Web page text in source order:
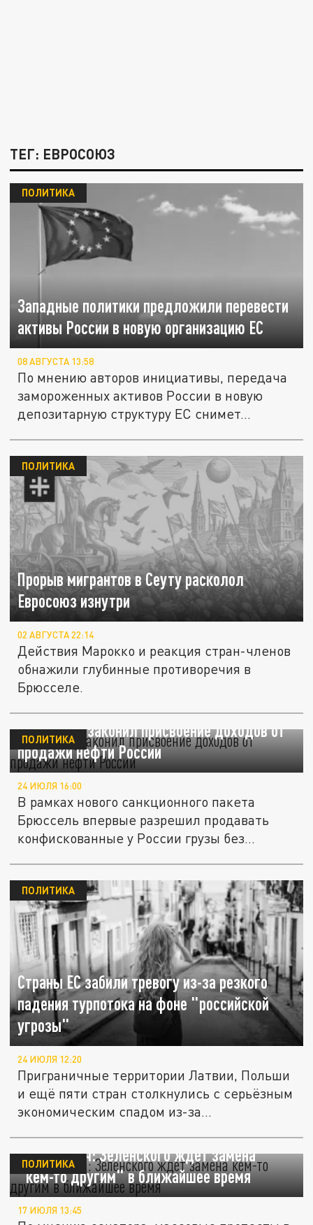
ТЕГ: ЕВРОСОЮЗ
Западные политики предложили перевести
активы России в новую организацию ЕС
ПОЛИТИКА
08 АВГУСТА 13:58
По мнению авторов инициативы, передача
замороженных активов России в новую
депозитарную структуру ЕС снимет...
Прорыв мигрантов в Сеуту расколол
Евросоюз изнутри
ПОЛИТИКА
02 АВГУСТА 22:14
Действия Марокко и реакция стран-членов
обнажили глубинные противоречия в
Брюсселе.
Евросоюз узаконил присвоение доходов от
продажи нефти России
ПОЛИТИКА
24 ИЮЛЯ 16:00
В рамках нового санкционного пакета
Брюссель впервые разрешил продавать
конфискованные у России грузы без...
Страны ЕС забили тревогу из-за резкого
падения турпотока на фоне "российской
угрозы"
ПОЛИТИКА
24 ИЮЛЯ 12:20
Приграничные территории Латвии, Польши
и ещё пяти стран столкнулись с серьёзным
экономическим спадом из-за...
Кастюкевич: Зеленского ждёт замена
"кем-то другим" в ближайшее время
ПОЛИТИКА
17 ИЮЛЯ 13:45